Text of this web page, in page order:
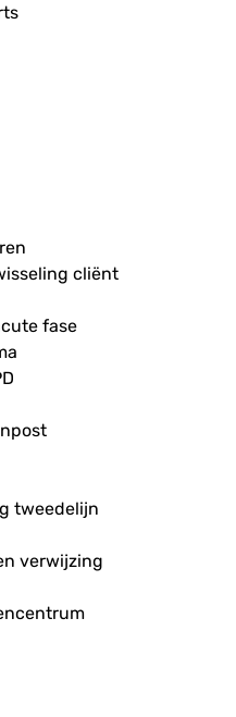
cliënt
fase
tweedelijn
verwijzing